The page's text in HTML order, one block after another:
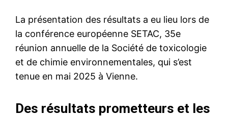
La présentation des résultats a eu lieu lors de
la conférence européenne SETAC, 35e
réunion annuelle de la Société de toxicologie
et de chimie environnementales, qui s’est
tenue en mai 2025 à Vienne.
Des résultats prometteurs et les